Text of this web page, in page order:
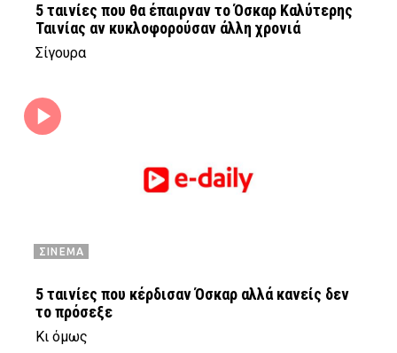
5 ταινίες που θα έπαιρναν το Όσκαρ Καλύτερης
Ταινίας αν κυκλοφορούσαν άλλη χρονιά
Σίγουρα
ΣΙΝΕΜΑ
5 ταινίες που κέρδισαν Όσκαρ αλλά κανείς δεν
το πρόσεξε
Κι όμως